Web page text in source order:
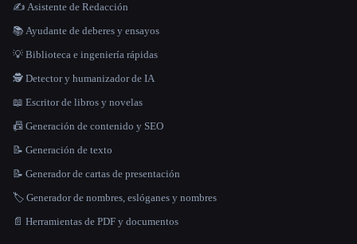
✍️ Asistente de Redacción
📚 Ayudante de deberes y ensayos
💡 Biblioteca e ingeniería rápidas
🕵️ Detector y humanizador de IA
📖 Escritor de libros y novelas
📠 Generación de contenido y SEO
📝 Generación de texto
📝 Generador de cartas de presentación
🏷️ Generador de nombres, eslóganes y nombres
📄 Herramientas de PDF y documentos